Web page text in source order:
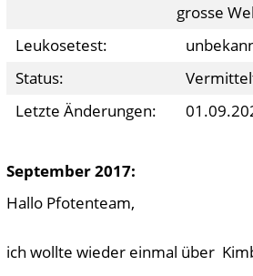
grosse
Leukosetest:
Status:
Letzte Änderungen:
September 2017:
Hallo Pfotenteam,
ich wollte wieder einmal über